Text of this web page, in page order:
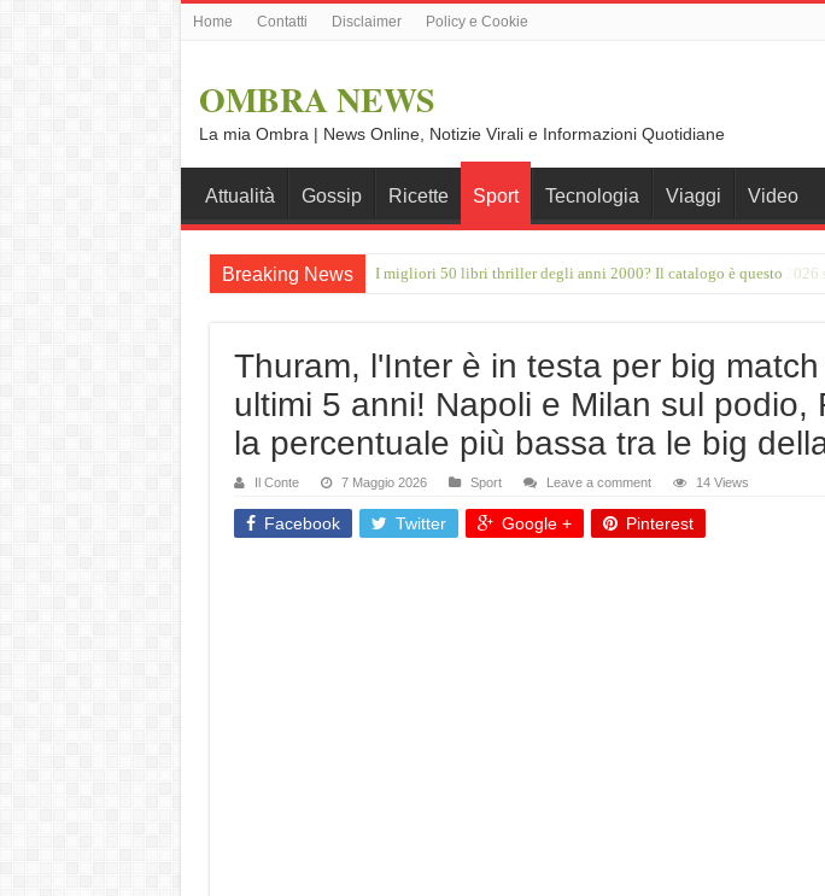
Home Contatti Disclaimer Policy e Cookie
OMBRA NEWS
La mia Ombra | News Online, Notizie Virali e Informazioni Quotidiane
Attualità Gossip Ricette Sport Tecnologia Viaggi Video
Breaking News Giulio Betti: “A Ferragosto ondate di calore e sole. Il caldo del 2026
Thuram, l'Inter è in testa per big
ultimi 5 anni! Napoli e Milan sul podio,
la percentuale più bassa tra le big
Il Conte 7 Maggio 2026 Sport Leave a comment 14 Views
Facebook Twitter Google + Pinterest